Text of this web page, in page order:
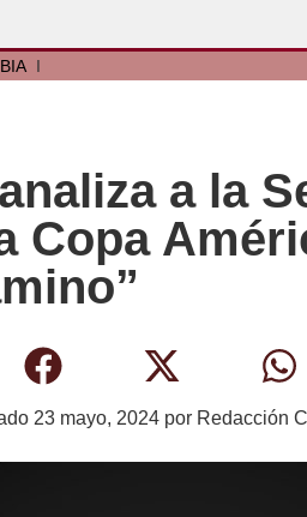
I
a la
Copa
23 mayo, 2024 por Redacción